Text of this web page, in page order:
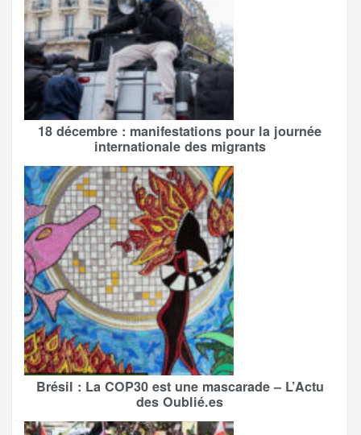
18 décembre : manifestations pour la journée
internationale des migrants
Brésil : La COP30 est une mascarade – L’Actu
des Oublié.es